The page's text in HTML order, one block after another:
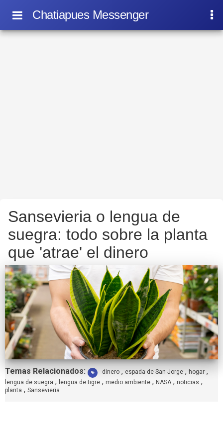
Chatiapues Messenger
Sansevieria o lengua de
suegra: todo sobre la planta
que 'atrae' el dinero
Temas Relacionados: Etiquetas:
dinero , espada de San Jorge , hogar ,
lengua de suegra , lengua de tigre , medio ambiente , NASA , noticias ,
planta , Sansevieria